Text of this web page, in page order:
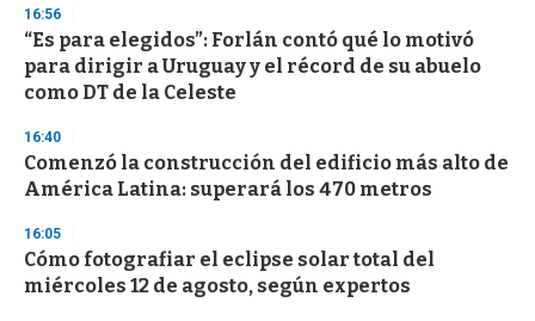
s
e
o
n
16:56
“Es para elegidos”: Forlán contó qué lo motivó
para dirigir a Uruguay y el récord de su abuelo
como DT de la Celeste
16:40
Comenzó la construcción del edificio más alto de
América Latina: superará los 470 metros
16:05
Cómo fotografiar el eclipse solar total del
miércoles 12 de agosto, según expertos